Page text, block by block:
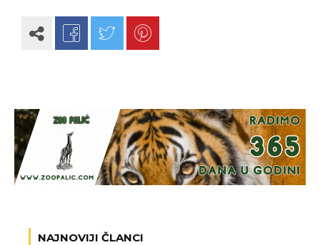
NAJNOVIJI ČLANCI